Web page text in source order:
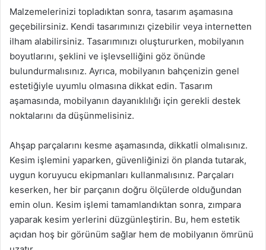
Malzemelerinizi topladıktan sonra, tasarım aşamasına
geçebilirsiniz. Kendi tasarımınızı çizebilir veya internetten
ilham alabilirsiniz. Tasarımınızı oluştururken, mobilyanın
boyutlarını, şeklini ve işlevselliğini göz önünde
bulundurmalısınız. Ayrıca, mobilyanın bahçenizin genel
estetiğiyle uyumlu olmasına dikkat edin. Tasarım
aşamasında, mobilyanın dayanıklılığı için gerekli destek
noktalarını da düşünmelisiniz.
Ahşap parçalarını kesme aşamasında, dikkatli olmalısınız.
Kesim işlemini yaparken, güvenliğinizi ön planda tutarak,
uygun koruyucu ekipmanları kullanmalısınız. Parçaları
keserken, her bir parçanın doğru ölçülerde olduğundan
emin olun. Kesim işlemi tamamlandıktan sonra, zımpara
yaparak kesim yerlerini düzgünleştirin. Bu, hem estetik
açıdan hoş bir görünüm sağlar hem de mobilyanın ömrünü